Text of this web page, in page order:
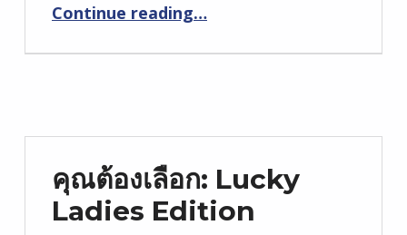
Continue reading“Nest ที่ WP24: อาหารทำให้ฉันยินดีและเต็มรูปแบบเช่นเดียวกับที่ฉันน้ำลายไหล”
…
คุณต้องเลือก: Lucky
Ladies Edition